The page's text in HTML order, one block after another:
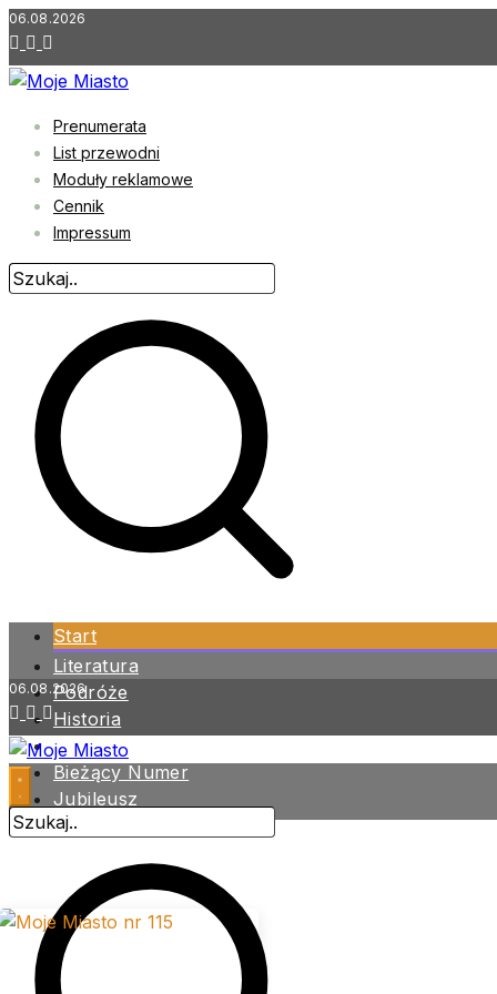
Przejdź
do
treści
06.08.2026
Prenumerata
List przewodni
Moduły reklamowe
Cennik
Impressum
Start
Literatura
Podróże
Historia
Zdrowie
Bieżący Numer
Jubileusz
Archiwum
06.08.2026